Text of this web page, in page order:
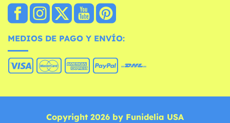
MEDIOS DE PAGO Y ENVÍO:
Copyright 2026 by Funidelia USA